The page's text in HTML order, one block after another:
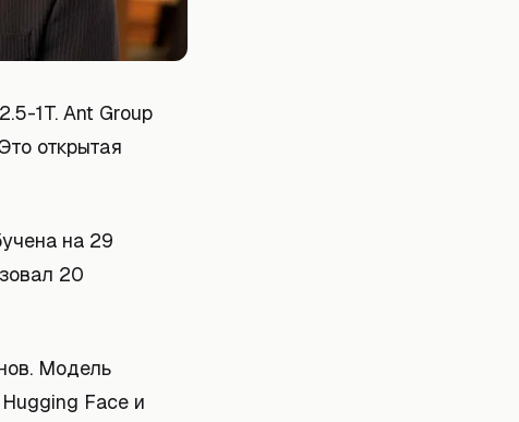
1T. Ant Group
открытая
на 29
20
Модель
Face и